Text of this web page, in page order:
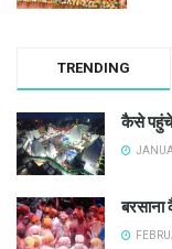
TRENDING
कैसे पहुंचे